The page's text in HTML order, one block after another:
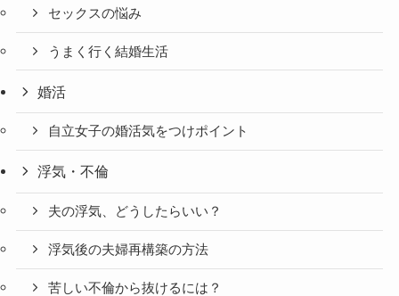
セックスの悩み
うまく行く結婚生活
婚活
自立女子の婚活気をつけポイント
浮気・不倫
夫の浮気、どうしたらいい？
浮気後の夫婦再構築の方法
苦しい不倫から抜けるには？